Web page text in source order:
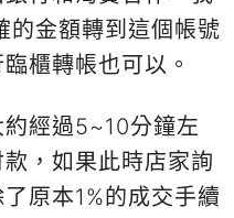
的金額轉到這個帳號
櫃轉帳也可以。
經過5~10分鐘左
，如果此時店家詢
原本1%的成交手續